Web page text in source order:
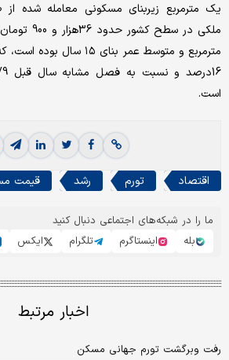
یک مترمربع زیربنای مسکونی معامله شده از
است.
اقتصاد تورم رشد قیمت
ما را در شبکه‌های اجتماعی دنبال کنید
بله
اینستاگرم تلگرام ایکس
اخبار مرتبط
رفت وبرگشت تورم جهانی مسکن